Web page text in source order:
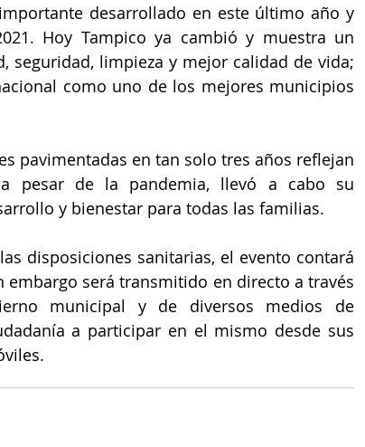
desarrollado en este último año y
Hoy Tampico ya cambió y muestra un
seguridad, limpieza y mejor calidad de vida;
como uno de los mejores municipios
pavimentadas en tan solo tres años reflejan
pesar de la pandemia, llevó a cabo su
y bienestar para todas las familias.
disposiciones sanitarias, el evento contará
será transmitido en directo a través
municipal y de diversos medios de
a participar en el mismo desde sus